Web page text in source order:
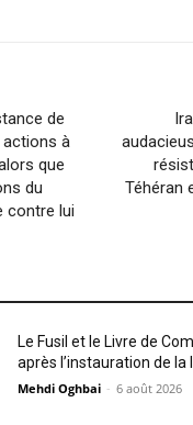
de
actions à
que
du
contre lui
Téhéran
Le Fusil et le Livre de
après l’instauration de la
Mehdi Oghbai - 6 août 2026